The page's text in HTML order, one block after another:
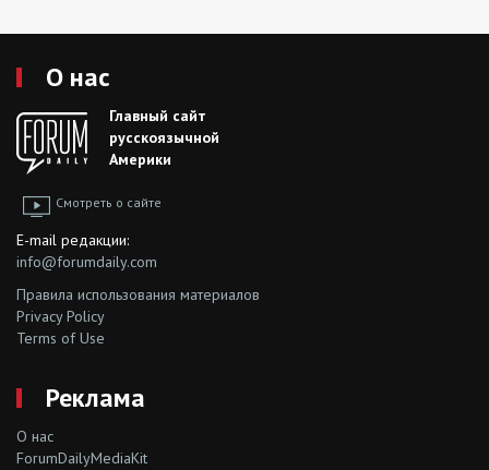
О нас
Главный сайт
русскоязычной
Америки
Смотреть о сайте
E-mail редакции:
info@forumdaily.com
Правила использования материалов
Privacy Policy
Terms of Use
Реклама
О нас
ForumDailyMediaKit